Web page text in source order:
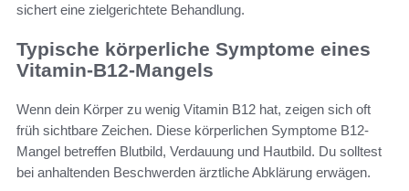
sichert eine zielgerichtete Behandlung.
Typische körperliche Symptome eines
Vitamin-B12-Mangels
Wenn dein Körper zu wenig Vitamin B12 hat, zeigen sich oft
früh sichtbare Zeichen. Diese körperlichen Symptome B12-
Mangel betreffen Blutbild, Verdauung und Hautbild. Du solltest
bei anhaltenden Beschwerden ärztliche Abklärung erwägen.